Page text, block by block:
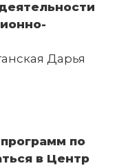
Дарья
по
в Центр